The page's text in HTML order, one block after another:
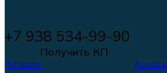
+7 938 534-99-90
Получить КП
Каталог